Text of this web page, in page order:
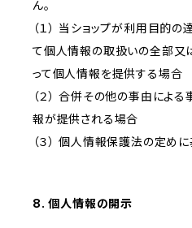
ん。
（１） 当ショップが利用目的
て個人情報の取扱いの全部又
って個人情報を提供する場合
（２） 合併その他の事由によ
報が提供される場合
（３） 個人情報保護法の定め
8. 個人情報の開示